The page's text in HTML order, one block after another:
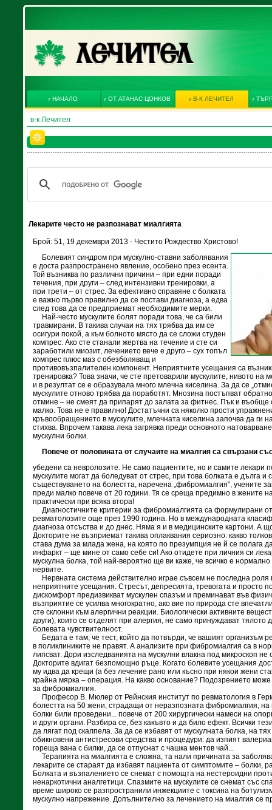
НАЧАЛО ОТ АТАНАС ЦОНКОВ В-К ЛЕЧИТЕЛ
в-к Лечител
Лекарите често не разпознават миалгията
Брой: 51, 19 декември 2013 - Честито Рождество Христово!
Болевият синдром при мускулно-ставни заболявания
е доста разпространено явление, особено през есента.
Той възниква по различни причини – при едни поради
течения, при други – след интензивни тренировки, а
при трети – от стрес. За ефективно справяне с болката
е важно първо правилно да се постави диагноза, а едва
след това да се предприемат необходимите мерки.
Най-често мускулите болят поради това, че са били
травмирани. В такива случаи на тях трябва да им се
осигури покой, а към болното място да се сложи студен
компрес. Ако сте станали жертва на течение и сте си
заработили миозит, лечението вече е друго – сух топъл
компрес плюс маз с обезболяващ и
противовъзпалителен компонент. Неприятните усещания са
тренировка? Това значи, че сте претоварили мускулите, нивото на
и в резултат се е образувала много млечна киселина. За да се
мускулите отново трябва да поработят. Мнозина постъпват
отмине – не смеят да припарят до залата за фитнес. Пък и въобще
малко. Това не е правилно! Достатъчни са няколко прости
кръвообращението в мускулите, млечната киселина започва да ги
стихва. Впрочем такава лека загрявка преди основното
мускулни болки.
Повече от половината от случаите на миалгия са свързани
убедени са невролозите. Не само пациентите, но и самите лекари
мускулите могат да боледуват от стрес, при това болката е дълга и
съществуването на болестта, наречена „фибромиалгия”, учените
преди малко повече от 20 години. Тя се среща предимно в жените
практически при всяка втора!
Диагностичните критерии за фибромиалгията са формулирани
ревматолозите още през 1990 година. Но в международната
диагноза отсъства и до днес. Няма я и в медицинските картони. А
Докторите не възприемат такива оплаквания сериозно: какво
става дума за млада жена, на която по презумпция не й се полага
инфаркт – ще мине от само себе си! Ако отидете при личния си
мускулна болка, той най-вероятно ще ви каже, че всичко е
нервите.
Нервната система действително играе съвсем не последна
неприятните усещания. Стресът, депресията, тревогата и просто
дискомфорт предизвикват мускулен спазъм и преминават във
възприятие се усилва многократно, ако вие по природа сте
сте склонни към алергични реакции. Биологически активните
други), които се отделят при алергия, не само принуждават тялото
болевата чувствителност.
Бедата е там, че тест, който да потвърди, че вашият организъм
в поликлиниките не правят. А анализите при фибромиалгия са в
липсват. Дори изследванията на мускулни влакна под микроскоп не
Докторите вдигат безпомощно ръце. Когато болевите усещания
му идва да крещи (а без лечение рано или късно при някои жени
крайна мярка – операция. На какво основание? Подозрението
за фибромиалгия.
Професор В. Мюлер от Рейнския институт по ревматология в
болестта на 50 жени, страдащи от неразпозната фибромиалгия, на
болки били проведени... повече от 200 хирургически намеси на
и други органи. Разбира се, без какъвто и да било ефект. Всички
да лягат под скалпела. За да се избавят от мускулната болка, на
обикновени антистресови средства и процедури: да изпият
гореща вана с билки, да се отпуснат с чашка ментов чай...
Терапията на миалгията е сложна, та нали причината за
лекарите се стараят да избавят пациента от симптомите – болки,
Болката и възпалението се снемат с помощта на нестероидни
ненаркотични аналгетици. Спазмите на мускулите се снемат със
време широко се разпространили инжекциите с токсина на
мускулно напрежение. Допълнително за лечението на миалгия се